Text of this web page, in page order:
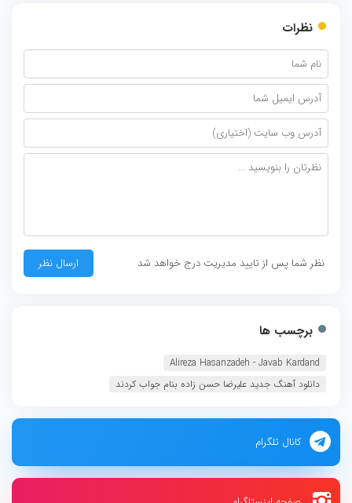
نظرات
نظر شما پس از تایید مدیریت درج خواهد شد
برچسب ها
Alireza Hasanzadeh - Javab Kardand
دانلود آهنگ جدید علیرضا حسن زاده بنام جواب کردند
کانال تلگرام